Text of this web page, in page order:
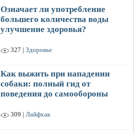
Означает ли употребление
большего количества воды
улучшение здоровья?
327 | Здоровье
Как выжить при нападении
собаки: полный гид от
поведения до самообороны
309 | Лайфхак